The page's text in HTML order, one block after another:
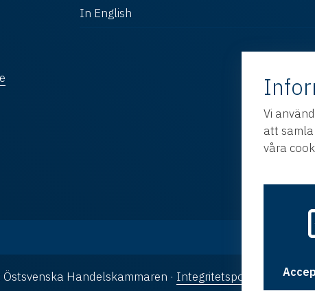
In English
Handelskammaren · Integritetspolicy Cookies
Vi
att
våra